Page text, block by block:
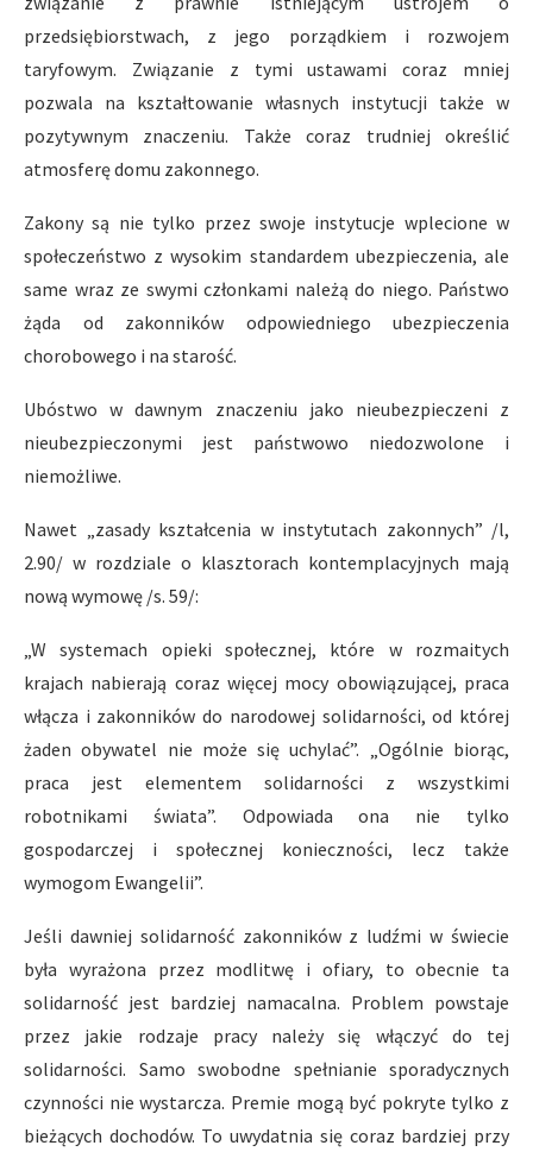
przedsiębiorstwach, z jego porządkiem i rozwojem
taryfowym. Związanie z tymi ustawami coraz mniej
pozwala na kształtowanie własnych instytucji także w
pozytywnym znaczeniu. Także coraz trudniej określić
atmosferę domu zakonnego.
Zakony są nie tylko przez swoje instytucje wplecione w
społeczeństwo z wysokim standardem ubezpieczenia, ale
same wraz ze swymi członkami należą do niego. Państwo
żąda od zakonników odpowiedniego ubezpieczenia
chorobowego i na starość.
Ubóstwo w dawnym znaczeniu jako nieubezpieczeni z
nieubezpieczonymi jest państwowo niedozwolone i
niemożliwe.
Nawet „zasady kształcenia w instytutach zakonnych” /l,
2.90/ w rozdziale o klasztorach kontemplacyjnych mają
nową wymowę /s. 59/:
„W systemach opieki społecznej, które w rozmaitych
krajach nabierają coraz więcej mocy obowiązującej, praca
włącza i zakonników do narodowej solidarności, od której
żaden obywatel nie może się uchylać”. „Ogólnie biorąc,
praca jest elementem solidarności z wszystkimi
robotnikami świata”. Odpowiada ona nie tylko
gospodarczej i społecznej konieczności, lecz także
wymogom Ewangelii”.
Jeśli dawniej solidarność zakonników z ludźmi w świecie
była wyrażona przez modlitwę i ofiary, to obecnie ta
solidarność jest bardziej namacalna. Problem powstaje
przez jakie rodzaje pracy należy się włączyć do tej
solidarności. Samo swobodne spełnianie sporadycznych
czynności nie wystarcza. Premie mogą być pokryte tylko z
bieżących dochodów. To uwydatnia się coraz bardziej przy